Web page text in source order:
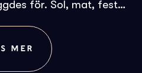
för. Sol, mat, fest…
MER